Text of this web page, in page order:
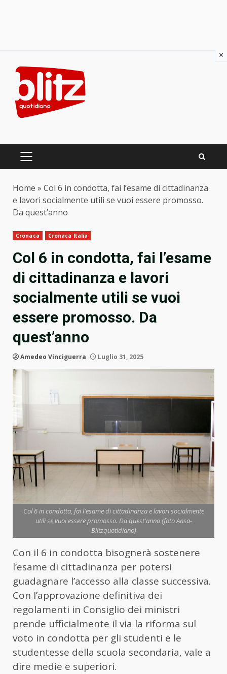
content
PRIMARY
Home » Col 6 in condotta, fai l’esame di cittadinanza
e lavori socialmente utili se vuoi essere promosso.
Da quest’anno
Cronaca Cronaca Italia
Col 6 in condotta, fai l’esame
di cittadinanza e lavori
socialmente utili se vuoi
essere promosso. Da
quest’anno
Amedeo Vinciguerra Luglio 31, 2025
Col 6 in condotta, fai l'esame di cittadinanza e lavori socialmente
utili se vuoi essere promosso. Da quest'anno (foto Ansa-
Blitzquotidiano)
Con il 6 in condotta bisognerà sostenere
l’esame di cittadinanza per potersi
guadagnare l’accesso alla classe successiva.
Con l’approvazione definitiva dei
regolamenti in Consiglio dei ministri
prende ufficialmente il via la riforma sul
voto in condotta per gli studenti e le
studentesse della scuola secondaria, vale a
dire medie e superiori.
×